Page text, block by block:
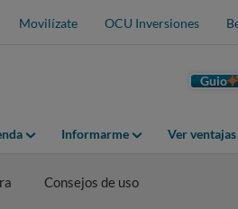
Movilízate OCU Inversiones
Guio
Informarme Ver
Consejos de uso